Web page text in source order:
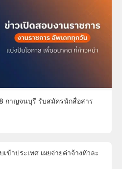
กาญจนบุรี รับสมัครนักสื่อสาร
ข้าประเทศ เผยจ่ายค่าจ้างหัวละ